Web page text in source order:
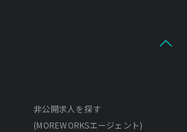
非公開求人を探す
(MOREWORKSエージェント)